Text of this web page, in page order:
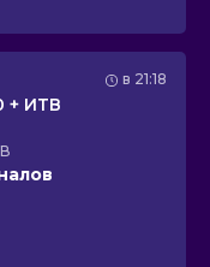
в 21:18
+ ИТВ